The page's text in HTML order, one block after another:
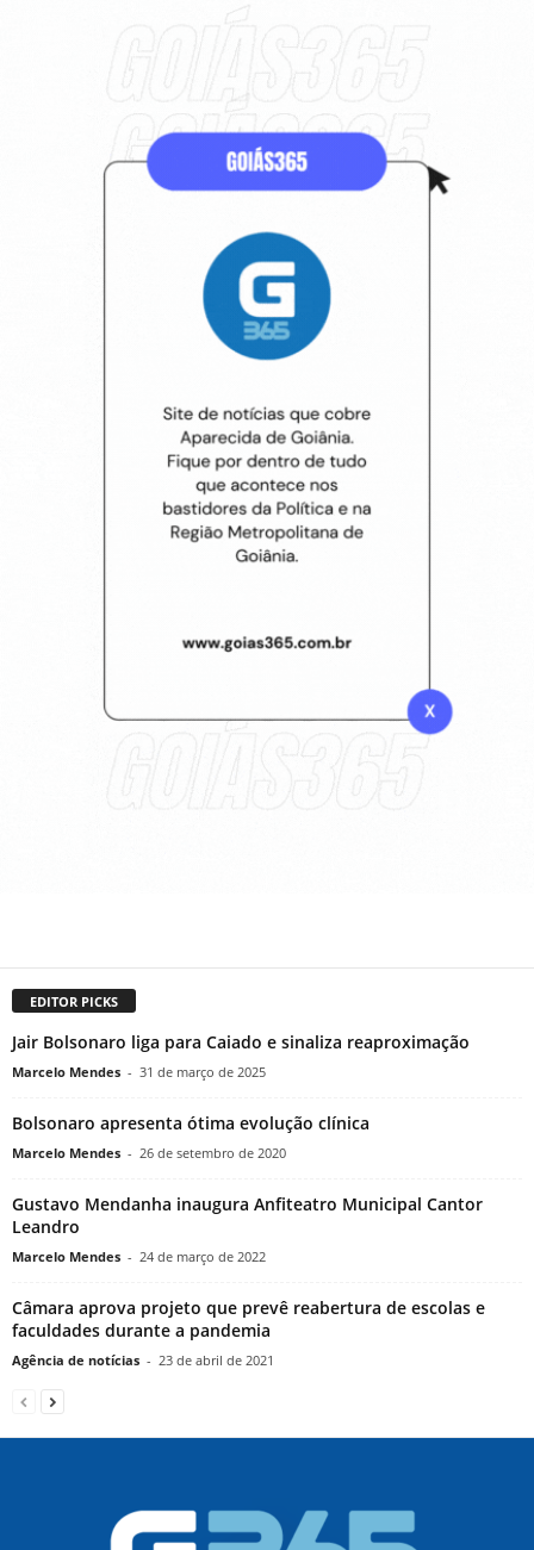
EDITOR PICKS
Jair Bolsonaro liga para Caiado e sinaliza reaproximação
Marcelo Mendes - 31 de março de 2025
Bolsonaro apresenta ótima evolução clínica
Marcelo Mendes - 26 de setembro de 2020
Gustavo Mendanha inaugura Anfiteatro Municipal Cantor
Leandro
Marcelo Mendes - 24 de março de 2022
Câmara aprova projeto que prevê reabertura de escolas e
faculdades durante a pandemia
Agência de notícias - 23 de abril de 2021